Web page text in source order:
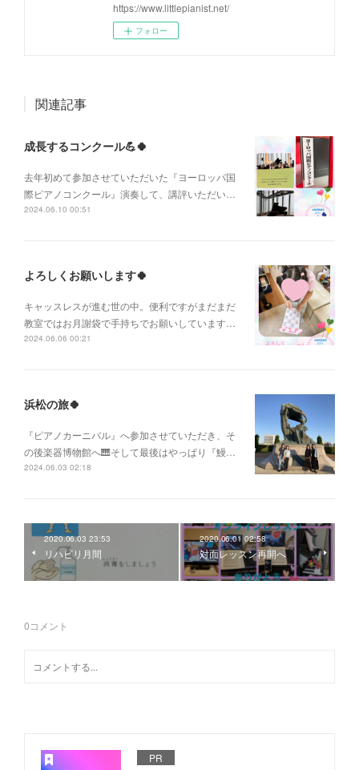
https://www.littlepianist.net/
フォロー
関連記事
成長するコンクール💪🍀
去年初めて参加させていただいた『ヨーロッパ国
際ピアノコンクール』演奏して、講評いただい…
2024.06.10 00:51
よろしくお願いします🍀
キャッスレスが進む世の中。便利ですがまだまだ
教室ではお月謝袋で手持ちでお願いしています…
2024.06.06 00:21
浜松の旅🍀
『ピアノカーニバル』へ参加させていただき、そ
の後楽器博物館へ🎹そして最後はやっぱり『鰻…
2024.06.03 02:18
2020.06.03 23:53
リハビリ月間
2020.06.01 02:58
対面レッスン再開へ
0コメント
PR